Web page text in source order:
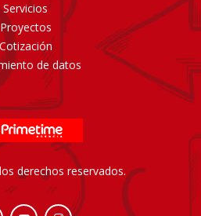
Servicios
Proyectos
Cotización
de datos
derechos reservados.